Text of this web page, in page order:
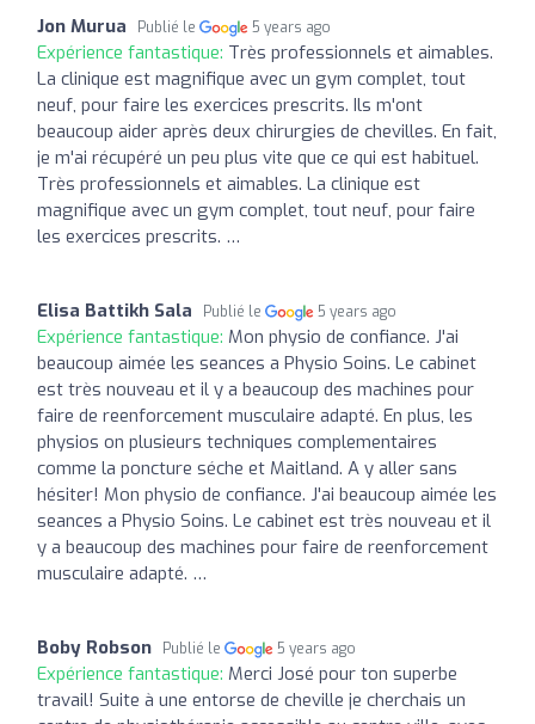
Jon Murua Publié le 5 years ago
Expérience fantastique: Très professionnels et aimables.
La clinique est magnifique avec un gym complet, tout
neuf, pour faire les exercices prescrits. Ils m'ont
beaucoup aider après deux chirurgies de chevilles. En fait,
je m'ai récupéré un peu plus vite que ce qui est habituel.
Très professionnels et aimables. La clinique est
magnifique avec un gym complet, tout neuf, pour faire
les exercices prescrits. …
Elisa Battikh Sala Publié le 5 years ago
Expérience fantastique: Mon physio de confiance. J'ai
beaucoup aimée les seances a Physio Soins. Le cabinet
est très nouveau et il y a beaucoup des machines pour
faire de reenforcement musculaire adapté. En plus, les
physios on plusieurs techniques complementaires
comme la poncture séche et Maitland. A y aller sans
hésiter! Mon physio de confiance. J'ai beaucoup aimée les
seances a Physio Soins. Le cabinet est très nouveau et il
y a beaucoup des machines pour faire de reenforcement
musculaire adapté. …
Boby Robson Publié le 5 years ago
Expérience fantastique: Merci José pour ton superbe
travail! Suite à une entorse de cheville je cherchais un